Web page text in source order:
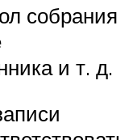
собрания
и т. д.